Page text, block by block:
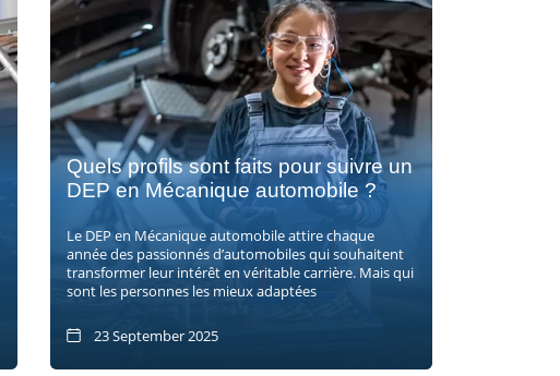
Quels profils sont faits pour suivre un
DEP en Mécanique automobile ?
Le DEP en Mécanique automobile attire chaque
année des passionnés d’automobiles qui souhaitent
transformer leur intérêt en véritable carrière. Mais qui
sont les personnes les mieux adaptées
23 September 2025